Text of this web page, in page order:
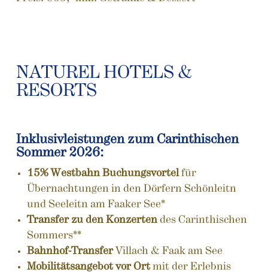
NATUREL HOTELS &
RESORTS
Inklusivleistungen zum Carinthischen
Sommer 2026:
15% Westbahn Buchungsvortelfür
Übernachtungen in den Dörfern Schönleitn
und Seeleitn am Faaker See*
Transfer zu den Konzertendes Carinthischen
Sommers**
Bahnhof-TransferVillach & Faak am See
Mobilitätsangebot vor Ortmit der Erlebnis